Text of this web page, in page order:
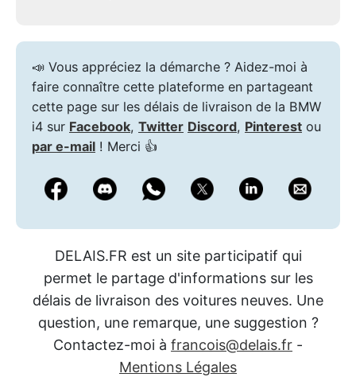
📣 Vous appréciez la démarche ? Aidez-moi à
faire connaître cette plateforme en partageant
cette page sur les délais de livraison de la BMW
i4 sur Facebook, Twitter Discord, Pinterest ou
par e-mail ! Merci 👍
DELAIS.FR est un site participatif qui
permet le partage d'informations sur les
délais de livraison des voitures neuves. Une
question, une remarque, une suggestion ?
Contactez-moi à francois@delais.fr -
Mentions Légales